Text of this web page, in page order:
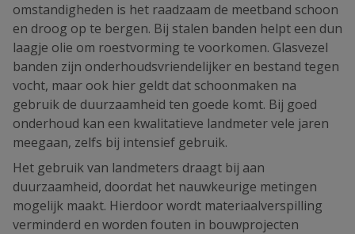
omstandigheden is het raadzaam de meetband schoon
en droog op te bergen. Bij stalen banden helpt een dun
laagje olie om roestvorming te voorkomen. Glasvezel
banden zijn onderhoudsvriendelijker en bestand tegen
vocht, maar ook hier geldt dat schoonmaken na
gebruik de duurzaamheid ten goede komt. Bij goed
onderhoud kan een kwalitatieve landmeter vele jaren
meegaan, zelfs bij intensief gebruik.
Het gebruik van landmeters draagt bij aan
duurzaamheid, doordat het nauwkeurige metingen
mogelijk maakt. Hierdoor wordt materiaalverspilling
verminderd en worden fouten in bouwprojecten